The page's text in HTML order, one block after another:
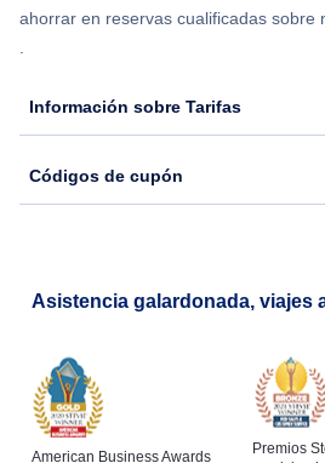
ahorrar en reservas cualificadas sobre
Información sobre Tarifas
Códigos de cupón
Asistencia galardonada, viajes
American Business Awards
Premios